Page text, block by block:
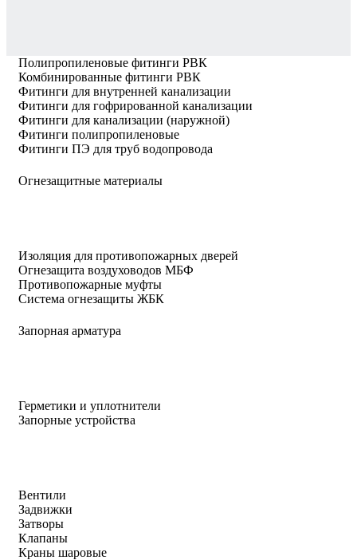
Полипропиленовые фитинги РВК
Комбинированные фитинги РВК
Фитинги для внутренней канализации
Фитинги для гофрированной канализации
Фитинги для канализации (наружной)
Фитинги полипропиленовые
Фитинги ПЭ для труб водопровода
Огнезащитные материалы
Изоляция для противопожарных дверей
Огнезащита воздуховодов МБФ
Противопожарные муфты
Система огнезащиты ЖБК
Запорная арматура
Герметики и уплотнители
Запорные устройства
Вентили
Задвижки
Затворы
Клапаны
Краны шаровые